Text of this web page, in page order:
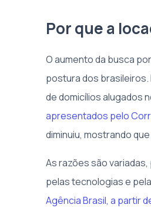
Por que a
O aumento da busca
postura dos brasileiros.
de domicílios alugados
apresentados pelo
diminuiu, mostrando
As razões são
pelas tecnologias e
Agência Brasil, a partir